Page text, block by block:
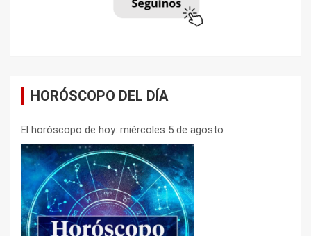
HORÓSCOPO DEL DÍA
El horóscopo de hoy: miércoles 5 de agosto